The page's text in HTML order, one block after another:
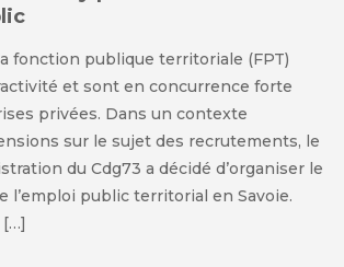
fonction publique territoriale (FPT)
et sont en concurrence forte
privées. Dans un contexte
sur le sujet des recrutements, le
du Cdg73 a décidé d’organiser le
l’emploi public territorial en Savoie.
[…]